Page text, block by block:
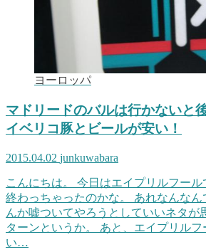
ヨーロッパ
マドリードのバルは行かないと
イベリコ豚とビールが安い！
2015.04.02 junkuwabara
こんにちは。 今日はエイプリルフール
終わっちゃったのかな。 あれなんな
んか嘘ついてやろうとしていいネタが
ターンというか。 あと、エイプリル
い…